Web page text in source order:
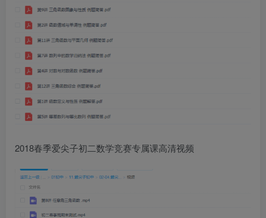
2018春季爱尖子初二数学竞赛专属课高清视频